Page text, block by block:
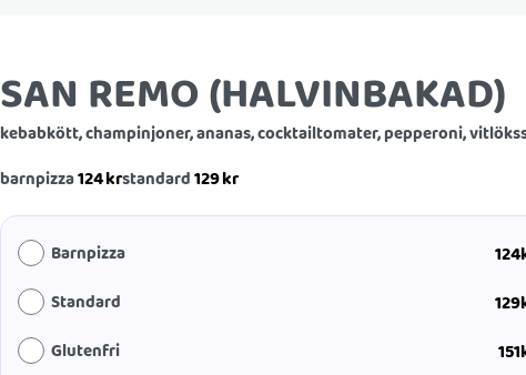
SAN REMO (HALVINBAKAD)
kebabkött, champinjoner, ananas, cocktailtomater, pepperoni,
barnpizza124krstandard129kr
Barnpizza 124
Standard 129
Glutenfri 151